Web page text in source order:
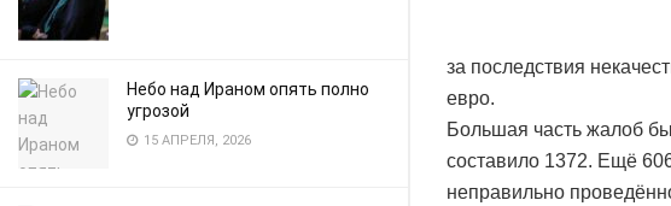
Небо над Ираном опять полно
угрозой
15 АПРЕЛЯ, 2026
за последствия
евро.
Большая часть жалоб
составило 1372. Ещё
неправильно